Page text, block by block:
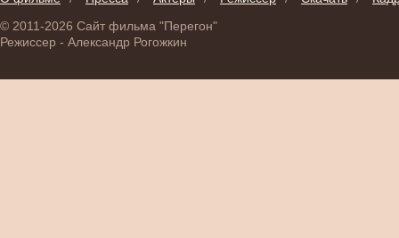
© 2011-2026 Сайт фильма "Перегон"
Режиссер - Александр Рогожкин